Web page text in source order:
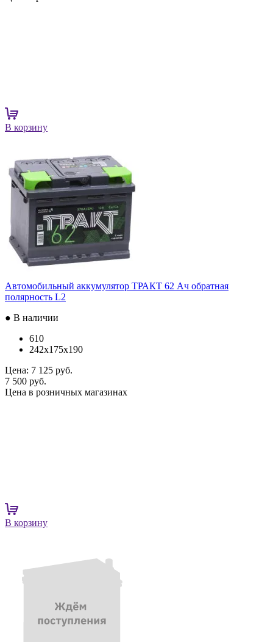
В корзину
Автомобильный аккумулятор ТРАКТ 62 Ач обратная
полярность L2
● В наличии
610
242x175x190
Цена: 7 125 руб.
7 500 руб.
Цена в розничных магазинах
В корзину